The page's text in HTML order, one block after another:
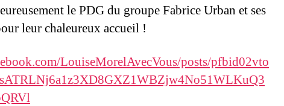
le PDG du groupe Fabrice Urban et ses
leur chaleureux accueil !
LouiseMorelAvecVous/posts/pfbid02vto